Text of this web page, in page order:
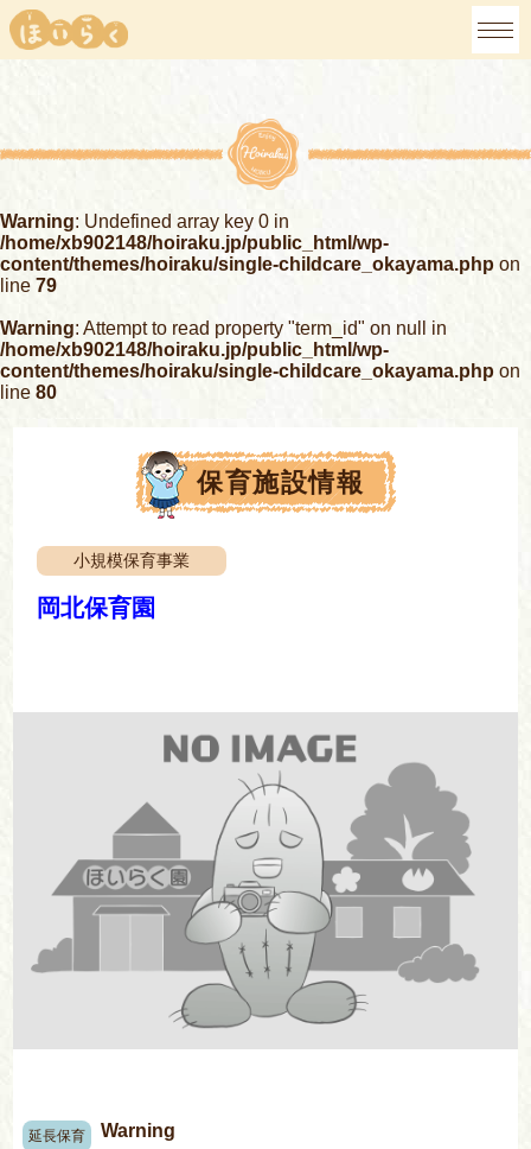
Warning: Undefined array key 0 in
/home/xb902148/hoiraku.jp/public_html/wp-
content/themes/hoiraku/single-childcare_okayama.php on
line 79
Warning: Attempt to read property "term_id" on null in
/home/xb902148/hoiraku.jp/public_html/wp-
content/themes/hoiraku/single-childcare_okayama.php on
line 80
保育施設情報
岡北保育園
小規模保育事業
延長保育 Warning